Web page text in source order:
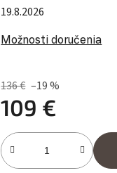
19.8.2026
Možnosti doručenia
136 € –19 %
109 €
Jednotková cena: